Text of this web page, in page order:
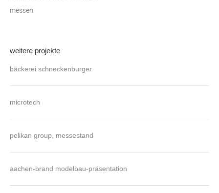
messen
weitere projekte
bäckerei schneckenburger
microtech
pelikan group, messestand
aachen-brand modelbau-präsentation